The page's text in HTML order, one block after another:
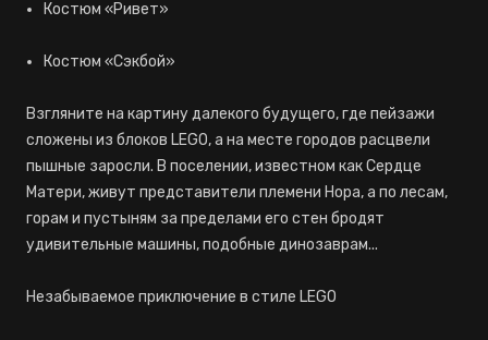
Костюм «Ривет»
Костюм «Сэкбой»
Взгляните на картину далекого будущего, где пейзажи
сложены из блоков LEGO, а на месте городов расцвели
пышные заросли. В поселении, известном как Сердце
Матери, живут представители племени Нора, а по лесам,
горам и пустыням за пределами его стен бродят
удивительные машины, подобные динозаврам...
Незабываемое приключение в стиле LEGO